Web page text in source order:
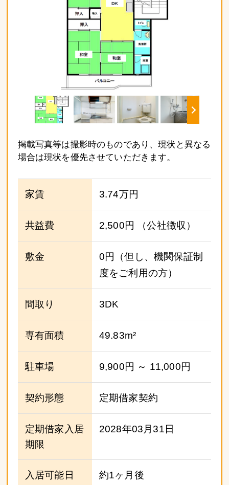
掲載写真等は撮影時のものであり、現状と異なる
場合は現状を優先させていただきます。
家賃 3.74万円
共益費 2,500円 （公社徴収）
敷金
0円（但し、機関保証制
度をご利用の方）
間取り 3DK
専有面積 49.83m²
駐車場 9,900円 ～ 11,000円
契約形態 定期借家契約
定期借家入居
期限
2028年03月31日
入居可能日 約1ヶ月後